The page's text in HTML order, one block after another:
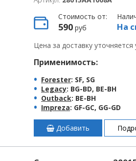
Стоимость от:
590руб На
Цена за доставку
Применимость:
Forester: SF, SG
Legacy: BG-BD, BE-BH
Outback: BE-BH
Impreza: GF-GC, GG-GD
Добавить